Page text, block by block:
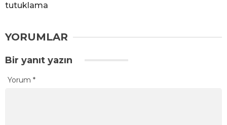
tutuklama
YORUMLAR
Bir yanıt yazın
Yorum *